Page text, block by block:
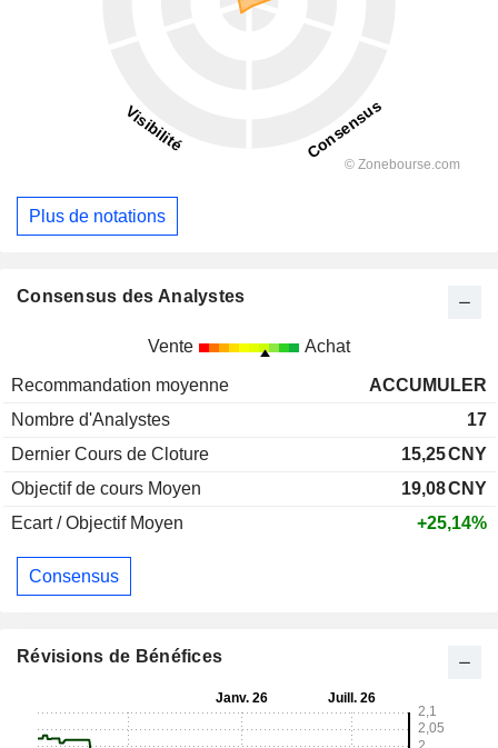
Plus de notations
Consensus des Analystes
Vente Achat
Recommandation moyenne
ACCUMULER
Nombre d'Analystes
17
Dernier Cours de Cloture
15,25CNY
Objectif de cours Moyen
19,08CNY
Ecart / Objectif Moyen
+25,14%
Consensus
Révisions de Bénéfices